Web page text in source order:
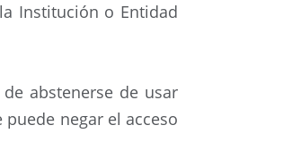
Institución o Entidad
abstenerse de usar
negar el acceso